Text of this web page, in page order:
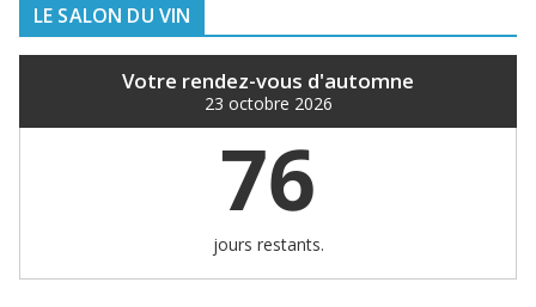
LE SALON DU VIN
Votre rendez-vous d'automne
23 octobre 2026
76
jours restants.